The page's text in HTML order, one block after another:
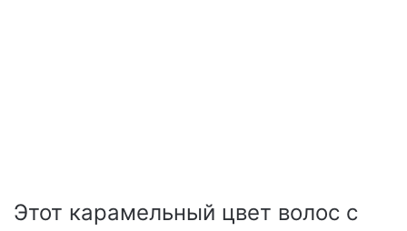
Этот карамельный цвет волос с